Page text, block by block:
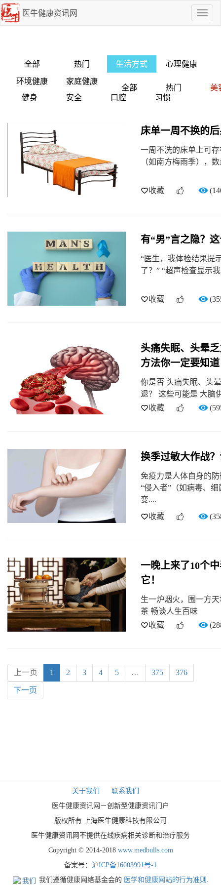
医牛健康资讯网
点
我
全部 热门 生活方式 心理健康
环境健康 家庭健康
全部 热门
美
健身
安全 口腔 习惯
床单一周不换的
一周不洗的床单上可
（如南方梅雨季），
收藏
有“男”言之隐？
“医生，我体检结果提
了？” “超声检查显示
收藏
头痛失眠、头晕
方法你一定要知
你是否 头痛失眠、头
退？ 这些可能是 大脑
收藏
换季过敏大作战
免疫力是人体自身的
“侵入者”（如病毒、
变....
收藏
一晚上来了10个
它！
生一炉烟火，围一方
茶 畅谈人生百味
收藏
上一页 1 2 3 4 5 … 375 376
下一页
关于我们
联系我们
医牛健康资讯网－创新型健康资讯门户
版权所有 上海医牛健康科技有限公司
医牛健康资讯网不提供在线疾病相关诊断和治疗服务
Copyright © 2014-2018 www.medbulls.com
备案号： 沪ICP备16003991号-1
我们遵循健康网络基金会的 医学和健康网站的行为准则 .